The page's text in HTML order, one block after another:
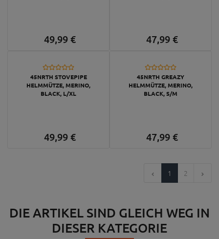
49,99€ 47,99€
45NRTH STOVEPIPE
HELMMÜTZE, MERINO,
BLACK, L/XL
49,99€
45NRTH GREAZY
HELMMÜTZE, MERINO,
BLACK, S/M
47,99€
1 2
DIE ARTIKEL SIND GLEICH WEG IN
DIESER KATEGORIE